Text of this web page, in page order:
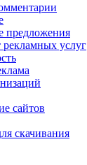
предложения
рекламных услуг
сайтов
скачивания